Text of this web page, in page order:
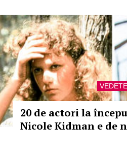
VEDETE
20 de actori la
Nicole Kidman e de